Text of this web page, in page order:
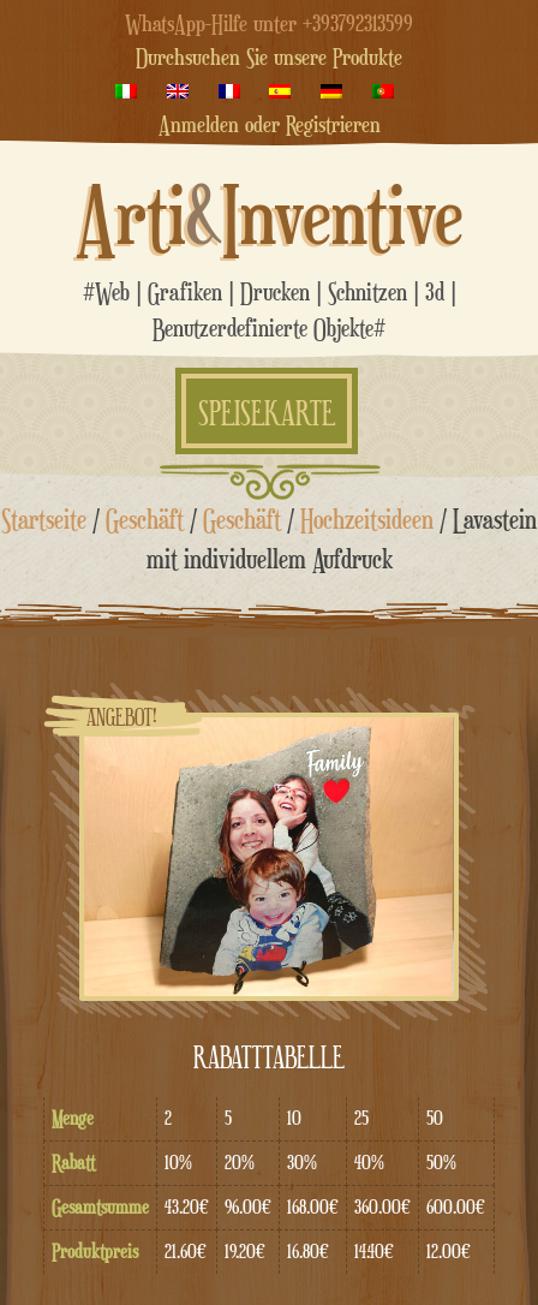
WhatsApp-Hilfe unter +393792313599
Durchsuchen Sie unsere Produkte
Anmelden oder Registrieren
Arti&Inventive
#Web | Grafiken | Drucken | Schnitzen | 3d |
Benutzerdefinierte Objekte#
SPEISEKARTE
Zum
Inhalt
Startseite /Geschäft /Geschäft /Hochzeitsideen / Lavastein
mit individuellem Aufdruck
ANGEBOT!
RABATTTABELLE
Menge 2 5 10 25
50
Rabatt
10% 20% 30% 40%
50%
Gesamtsumme
43.20€ 96.00€ 168.00€ 360.00€
600.00€
Produktpreis
21.60€ 19.20€ 16.80€ 14.40€ 12.00€